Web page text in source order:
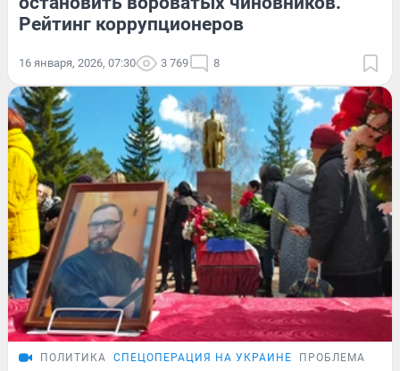
Рейтинг коррупционеров
16 января, 2026, 07:30 3 769 8
ПОЛИТИКА СПЕЦОПЕРАЦИЯ НА УКРАИНЕ ПРОБЛЕМА